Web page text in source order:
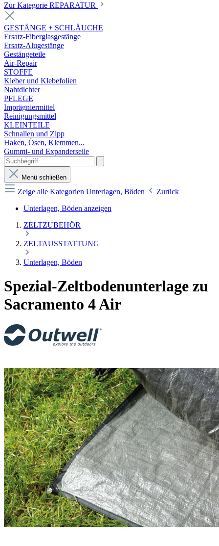
Zur Kategorie REPARATUR
GESTÄNGE + SCHLÄUCHE
Ersatz-Fiberglasgestänge
Ersatz-Alugestänge
Gestängeteile
Air-Repair
STOFFE
Kleber und Klebefolien
Nahtdichter
PFLEGE
Imprägniermittel
Reinigungsmittel
KLEINTEILE
Schnallen und Zipp
Haken, Ösen, Klemmen...
Gummi- und Expanderseile
Menü schließen
Zeige alle Kategorien Unterlagen, Böden
Zurück
Unterlagen, Böden anzeigen
ZELTZUBEHÖR
ZELTAUSSTATTUNG
Unterlagen, Böden
Spezial-Zeltbodenunterlage zu
Sacramento 4 Air